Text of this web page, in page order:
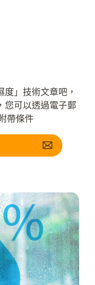
」技術文章吧，
您可以透過電子郵
帶條件